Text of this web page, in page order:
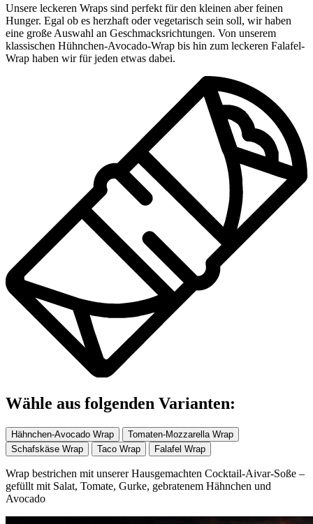
Unsere leckeren Wraps sind perfekt für den kleinen aber feinen
Hunger. Egal ob es herzhaft oder vegetarisch sein soll, wir haben
eine große Auswahl an Geschmacksrichtungen. Von unserem
klassischen Hühnchen-Avocado-Wrap bis hin zum leckeren Falafel-
Wrap haben wir für jeden etwas dabei.
Wähle aus folgenden Varianten:
Hähnchen-Avocado Wrap
Tomaten-Mozzarella Wrap
Schafskäse Wrap
Taco Wrap Falafel Wrap
Wrap bestrichen mit unserer Hausgemachten Cocktail-Aivar-Soße –
gefüllt mit Salat, Tomate, Gurke, gebratenem Hähnchen und
Avocado